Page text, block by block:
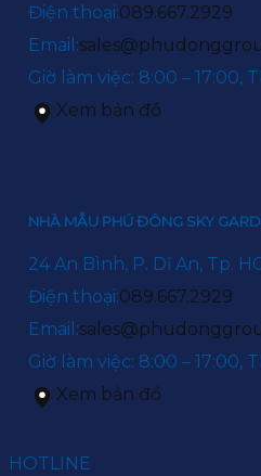
Điện thoại:089.667.2929
Email:
Giờ làm việc: 8:00 – 17:00,
Xem bản đồ
NHÀ MẪU PHÚ ĐÔNG SKY
24 An Bình, P. Dĩ An, Tp.
Điện thoại:089.667.2929
Email:
Giờ làm việc: 8:00 – 17:00,
Xem bản đồ
HOTLINE